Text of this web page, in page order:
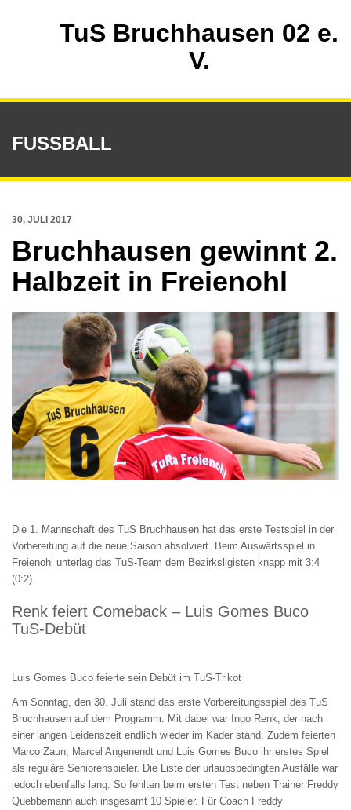
TuS Bruchhausen 02 e.
V.
FUSSBALL
30. JULI 2017
Bruchhausen gewinnt 2.
Halbzeit in Freienohl
Die 1. Mannschaft des TuS Bruchhausen hat das erste Testspiel in der
Vorbereitung auf die neue Saison absolviert. Beim Auswärtsspiel in
Freienohl unterlag das TuS-Team dem Bezirksligisten knapp mit 3:4
(0:2).
Renk feiert Comeback – Luis Gomes Buco
TuS-Debüt
Luis Gomes Buco feierte sein Debüt im TuS-Trikot
Am Sonntag, den 30. Juli stand das erste Vorbereitungsspiel des TuS
Bruchhausen auf dem Programm. Mit dabei war Ingo Renk, der nach
einer langen Leidenszeit endlich wieder im Kader stand. Zudem feierten
Marco Zaun, Marcel Angenendt und Luis Gomes Buco ihr erstes Spiel
als reguläre Seniorenspieler. Die Liste der urlaubsbedingten Ausfälle war
jedoch ebenfalls lang. So fehlten beim ersten Test neben Trainer Freddy
Quebbemann auch insgesamt 10 Spieler. Für Coach Freddy